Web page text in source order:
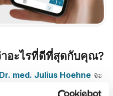
อะไรที่ดีที่สุดกับคุณ?
med. Julius Hoehne จะ
คุณจากที่บ้านด้วยบัญชี